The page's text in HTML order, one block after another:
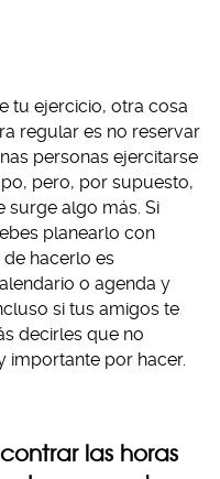
tu ejercicio, otra cosa
regular es no reservar
personas ejercitarse
pero, por supuesto,
surge algo más. Si
planearlo con
hacerlo es
o agenda y
si tus amigos te
decirles que no
importante por hacer.
las horas